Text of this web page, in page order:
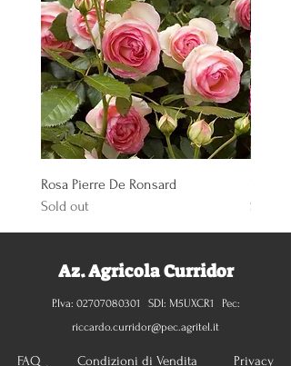
Rosa Pierre De Ronsard
Sold out
Sold out
Az. Agricola Curridor
P.Iva: 02707080301 SDI: M5UXCR1 Pec:
riccardo.curridor@pec.agritel.it
FAQ Condizioni di Vendita Privacy